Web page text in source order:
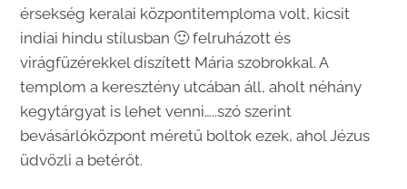
érsekség keralai központitemploma volt, kicsit
indiai hindu stílusban 🙂 felruházott és
virágfüzérekkel díszített Mária szobrokkal. A
templom a keresztény utcában áll, aholt néhány
kegytárgyat is lehet venni…..szó szerint
bevásárlóközpont méretű boltok ezek, ahol Jézus
üdvözli a betérőt.